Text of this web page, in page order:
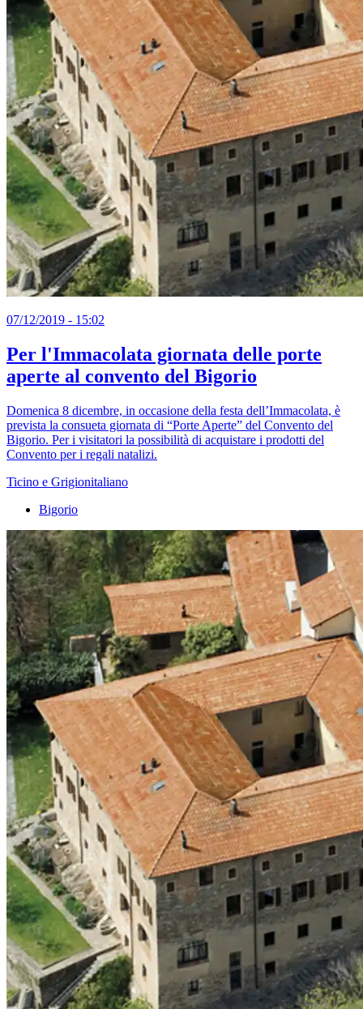
07/12/2019 - 15:02
Per l'Immacolata giornata delle porte
aperte al convento del Bigorio
Domenica 8 dicembre, in occasione della festa dell’Immacolata, è
prevista la consueta giornata di “Porte Aperte” del Convento del
Bigorio. Per i visitatori la possibilità di acquistare i prodotti del
Convento per i regali natalizi.
Ticino e Grigionitaliano
Bigorio